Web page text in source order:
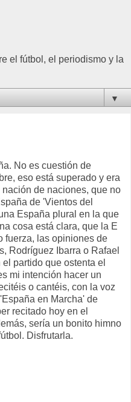
el fútbol, el periodismo y la
▼
No es cuestión de
eso está superado y era
de naciones, que no
de 'Vientos del
España plural en la que
cosa está clara, que la E
fuerza, las opiniones de
Rodríguez Ibarra o Rafael
partido que ostenta el
mi intención hacer un
o cantéis, con la voz
en Marcha' de
recitado hoy en el
sería un bonito himno
Disfrutarla.